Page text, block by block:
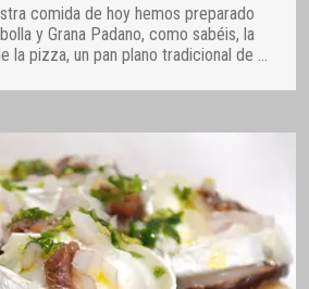
comida de hoy hemos preparado
y Grana Padano, como sabéis, la
la pizza, un pan plano tradicional de